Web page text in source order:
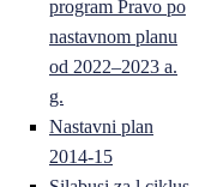
program Pravo po
nastavnom planu
od 2022–2023 a.
g.
Nastavni plan
2014-15